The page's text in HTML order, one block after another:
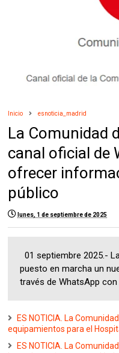
Inicio esnoticia_madrid
La Comunidad
canal oficial de
ofrecer
público
lunes, 1 de septiembre de 2025
01 septiembre 2025.-
puesto en marcha un
través de WhatsApp
ES NOTICIA. La
equipamientos para el
ES NOTICIA. La